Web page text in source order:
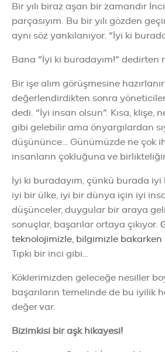
Bir yılı biraz aşan bir zamandır
parçasıyım. Bu bir yılı gözden
aynı söz yankılanıyor. “İyi ki
Bana ”İyi ki buradayım!” dedirten
Bir işe alım görüşmesine
değerlendirdikten sonra
dedi. “İyi insan olsun”. Kısa, klişe,
gibi gelebilir ama önyargılardan
düşününce… Günümüzde ne çok
insanların çokluğuna ve
İyi ki buradayım, çünkü burada iyi
iyi bir ülke, iyi bir dünya için iyi
düşünceler, duygular bir araya
sonuçlar, başarılar ortaya çıkıyor.
teknolojimizle, bilgimizle bakarken
Tıpkı bir inci gibi…
Köklerimizden geleceğe nesiller
başarıların temelinde de bu iyilik
değer var.
Bizimkisi bir aşk hikayesi!